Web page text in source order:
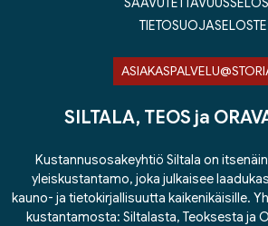
TIETOSUOJASELOSTE
SILTALA, TEOS ja
Kustannusosakeyhtiö Siltala on
yleiskustantamo, joka julkaisee
kauno- ja tietokirjallisuutta kaikenikäisille.
kustantamosta: Siltalasta, Teoksesta ja